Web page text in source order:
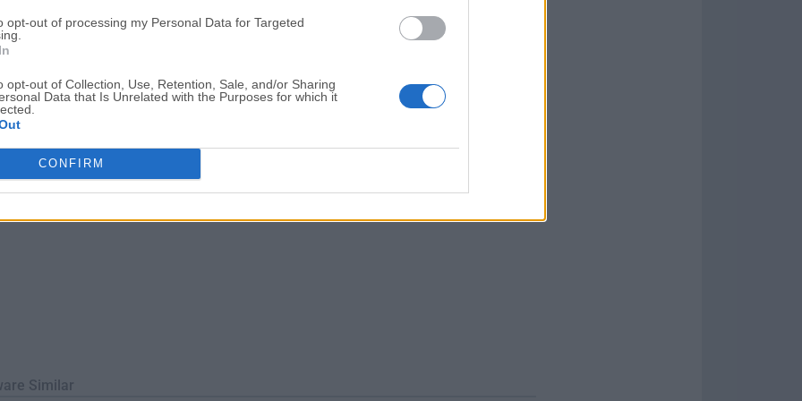
opt-out of processing my Personal Data for Targeted
opt-out of Collection, Use, Retention, Sale, and/or Sharing
Data that Is Unrelated with the Purposes for which it
CONFIRM
a Hard Disk Manager en el compañero perfecto para su PC durante todo su ciclo
Disk Manager para PC es una solución ...
Similar